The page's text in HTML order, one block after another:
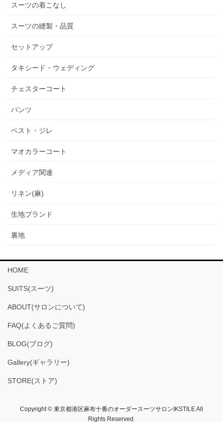
スーツの着こなし
スーツの縫製・品質
セットアップ
タキシード・ウェディング
チェスターコート
パンツ
ベスト・ジレ
マオカラーコート
メディア関連
リネン(麻)
生地ブランド
裏地
HOME
SUITS(スーツ)
ABOUT(サロンについて)
FAQ(よくあるご質問)
BLOG(ブログ)
Gallery(ギャラリー)
STORE(ストア)
Copyright © 東京都港区麻布十番のオーダースーツサロンIKSTILE All
Rights Reserved.